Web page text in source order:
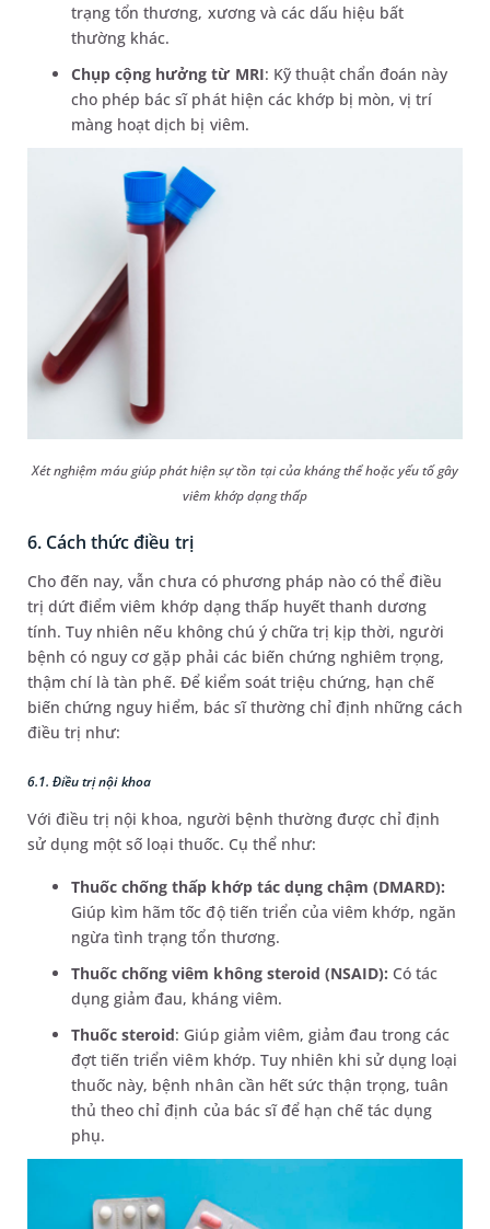
trạng tổn thương, xương và các dấu hiệu bất
thường khác.
Chụp cộng hưởng từ MRI: Kỹ thuật chẩn đoán này
cho phép bác sĩ phát hiện các khớp bị mòn, vị trí
màng hoạt dịch bị viêm.
Xét nghiệm máu giúp phát hiện sự tồn tại của kháng thể hoặc yếu tố gây
viêm khớp dạng thấp
6. Cách thức điều trị
Cho đến nay, vẫn chưa có phương pháp nào có thể điều
trị dứt điểm viêm khớp dạng thấp huyết thanh dương
tính. Tuy nhiên nếu không chú ý chữa trị kịp thời, người
bệnh có nguy cơ gặp phải các biến chứng nghiêm trọng,
thậm chí là tàn phế. Để kiểm soát triệu chứng, hạn chế
biến chứng nguy hiểm, bác sĩ thường chỉ định những cách
điều trị như:
6.1. Điều trị nội khoa
Với điều trị nội khoa, người bệnh thường được chỉ định
sử dụng một số loại thuốc. Cụ thể như:
Thuốc chống thấp khớp tác dụng chậm (DMARD):
Giúp kìm hãm tốc độ tiến triển của viêm khớp, ngăn
ngừa tình trạng tổn thương.
Thuốc chống viêm không steroid (NSAID): Có tác
dụng giảm đau, kháng viêm.
Thuốc steroid: Giúp giảm viêm, giảm đau trong các
đợt tiến triển viêm khớp. Tuy nhiên khi sử dụng loại
thuốc này, bệnh nhân cần hết sức thận trọng, tuân
thủ theo chỉ định của bác sĩ để hạn chế tác dụng
phụ.